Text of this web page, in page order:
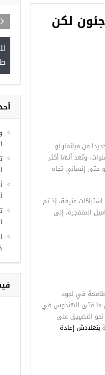
لكن
من ميانمار أو
وتُعد أنها أكثر
حتى إنساني تجاه
عنيفة، إذ تم
المتفجرة، إلى
طامعة في لجوء
ما فتئ الهندوس في
التضييق على
بنغلادش إعادة